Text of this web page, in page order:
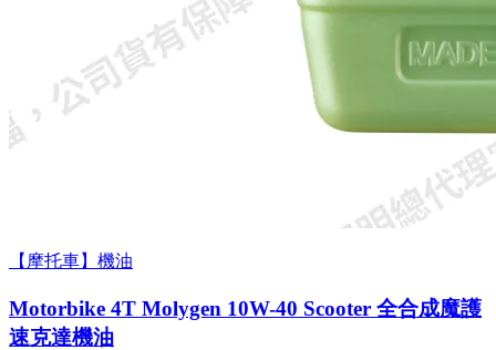
【摩托車】機油
Motorbike 4T Molygen 10W-40 Scooter 全合成魔護
速克達機油